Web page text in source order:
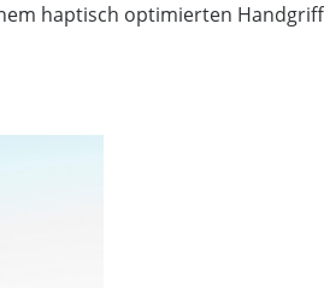
haptisch optimierten